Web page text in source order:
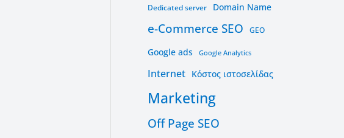
Dedicated server Domain Name
e-Commerce SEO GEO
Google ads Google Analytics
Internet Kόστος ιστοσελίδας
Marketing
Off Page SEO